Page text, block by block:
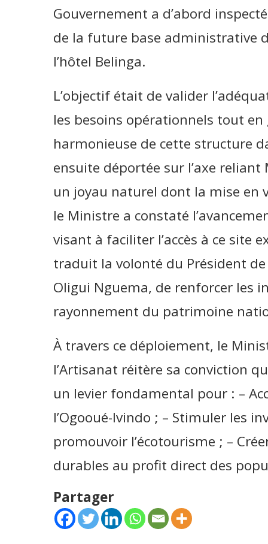
Gouvernement a d’abord
de la future base administrative
l’hôtel Belinga.
L’objectif était de valider
les besoins opérationnels tout
harmonieuse de cette structure
ensuite déportée sur l’axe
un joyau naturel dont la mise en
le Ministre a constaté
visant à faciliter l’accès à ce site
traduit la volonté du Président
Oligui Nguema, de renforcer les
rayonnement du patrimoine
À travers ce déploiement, le
l’Artisanat réitère sa conviction
un levier fondamental pour : –
l’Ogooué-Ivindo ; – Stimuler les
promouvoir l’écotourisme ; –
durables au profit direct des
Partager